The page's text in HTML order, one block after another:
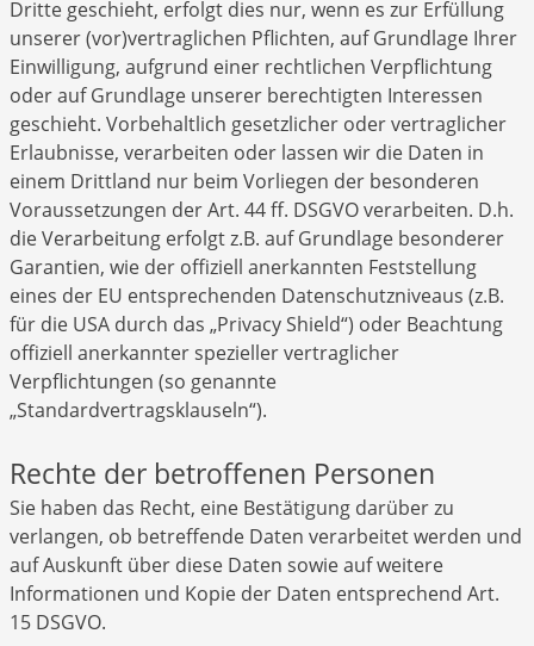
Dritte geschieht, erfolgt dies nur, wenn es zur Erfüllung
unserer (vor)vertraglichen Pflichten, auf Grundlage Ihrer
Einwilligung, aufgrund einer rechtlichen Verpflichtung
oder auf Grundlage unserer berechtigten Interessen
geschieht. Vorbehaltlich gesetzlicher oder vertraglicher
Erlaubnisse, verarbeiten oder lassen wir die Daten in
einem Drittland nur beim Vorliegen der besonderen
Voraussetzungen der Art. 44 ff. DSGVO verarbeiten. D.h.
die Verarbeitung erfolgt z.B. auf Grundlage besonderer
Garantien, wie der offiziell anerkannten Feststellung
eines der EU entsprechenden Datenschutzniveaus (z.B.
für die USA durch das „Privacy Shield“) oder Beachtung
offiziell anerkannter spezieller vertraglicher
Verpflichtungen (so genannte
„Standardvertragsklauseln“).
Rechte der betroffenen Personen
Sie haben das Recht, eine Bestätigung darüber zu
verlangen, ob betreffende Daten verarbeitet werden und
auf Auskunft über diese Daten sowie auf weitere
Informationen und Kopie der Daten entsprechend Art.
15 DSGVO.